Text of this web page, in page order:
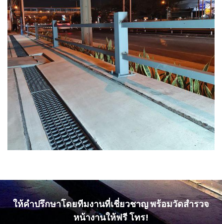
ให้คำปรึกษาโดยทีมงานที่เชี่ยวชาญ พร้อมวัดสำรวจ
หน้างานให้ฟรี โทร!